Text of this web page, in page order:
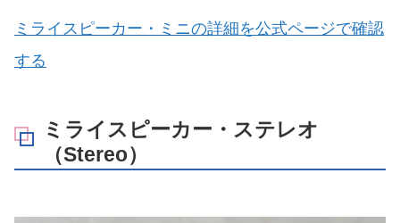
ミライスピーカー・ミニの詳細を公式ページで確認
する
ミライスピーカー・ステレオ
（Stereo）